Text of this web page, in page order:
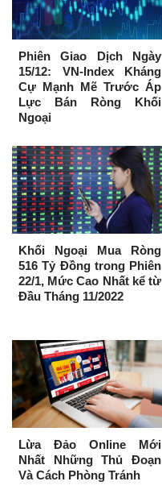
Phiên Giao Dịch Ngày
15/12: VN-Index Kháng
Cự Mạnh Mẽ Trước Áp
Lực Bán Ròng Khối
Ngoại
Khối Ngoại Mua Ròng
516 Tỷ Đồng trong Phiên
22/1, Mức Cao Nhất kể từ
Đầu Tháng 11/2022
Lừa Đảo Online Mới
Nhất Những Thủ Đoạn
Và Cách Phòng Tránh